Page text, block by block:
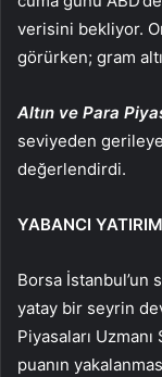
verisini bekliyor.
görürken; gram
Altın ve Para
seviyeden
değerlendirdi.
YABANCI
Borsa
yatay bir seyrin
Piyasaları
puanın